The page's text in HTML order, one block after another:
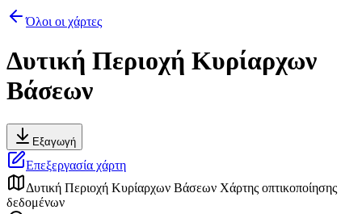
Όλοι οι χάρτες
Δυτική Περιοχή Κυρίαρχων
Βάσεων
Εξαγωγή
Επεξεργασία χάρτη
Δυτική Περιοχή Κυρίαρχων Βάσεων Χάρτης οπτικοποίησης
δεδομένων